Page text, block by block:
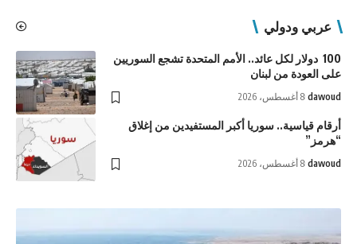
عربي ودولي
100 دولار لكل عائد.. الأمم المتحدة تشجع السوريين
على العودة من لبنان
dawoud 8 أغسطس، 2026
أرقام قياسية.. سوريا أكبر المستفيدين من إغلاق
“هرمز”
dawoud 8 أغسطس، 2026